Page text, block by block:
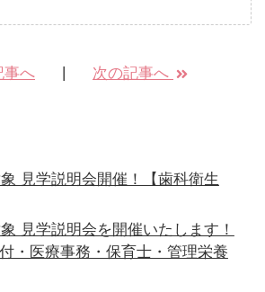
事へ 次の記事へ
見学説明会開催！【歯科衛生
見学説明会を開催いたします！
・医療事務・保育士・管理栄養